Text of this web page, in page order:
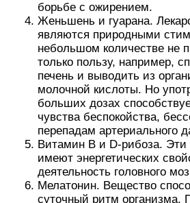
борьбе с ожирением.
Женьшень и гуарана.
являются природными
небольшом количестве не
только пользу, например,
печень и выводить из
молочной кислоты. Но
больших дозах
чувства беспокойства,
перепадам артериального
Витамин B и D-рибоза. Эти
имеют энергетических
деятельность головного
Мелатонин. Вещество
суточный ритм организма.